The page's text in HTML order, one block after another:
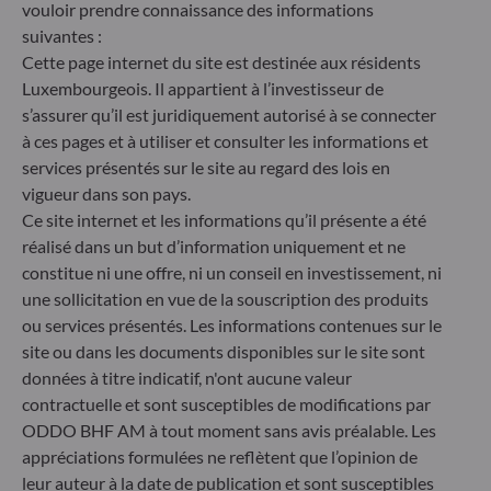
fournisseur externe de données ESG de la société
de gestion
ODDO BHF Asset Management SAS*
12 boulevard de la Madeleine
75440 Paris Cedex 09
France
vouloir prendre connaissance des informations
suivantes :
Cette page internet du site est destinée aux résidents
Luxembourgeois. Il appartient à l’investisseur de
s’assurer qu’il est juridiquement autorisé à se connecter
à ces pages et à utiliser et consulter les informations et
services présentés sur le site au regard des lois en
vigueur dans son pays.
Ce site internet et les informations qu’il présente a été
réalisé dans un but d’information uniquement et ne
constitue ni une offre, ni un conseil en investissement, ni
une sollicitation en vue de la souscription des produits
ou services présentés. Les informations contenues sur le
site ou dans les documents disponibles sur le site sont
données à titre indicatif, n'ont aucune valeur
contractuelle et sont susceptibles de modifications par
ODDO BHF AM à tout moment sans avis préalable. Les
appréciations formulées ne reflètent que l’opinion de
leur auteur à la date de publication et sont susceptibles